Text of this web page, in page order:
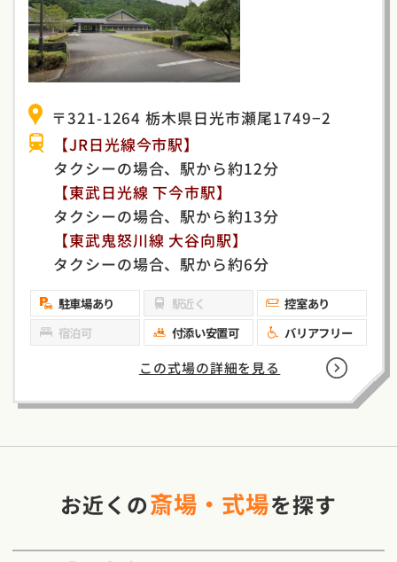
〒321-1264 栃木県日光市瀬尾1749−2
【JR日光線今市駅】
タクシーの場合、駅から約12分
【東武日光線 下今市駅】
タクシーの場合、駅から約13分
【東武鬼怒川線 大谷向駅】
タクシーの場合、駅から約6分
駐車場あり 駅近く
控室あり
宿泊可
付添い安置可 バリアフリー
この式場の詳細を見る
お近くの斎場・式場を探す